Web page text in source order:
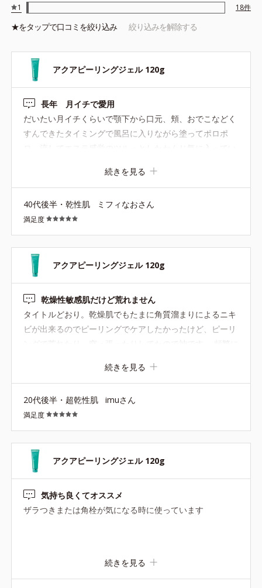
1
18件
★をタップで口コミを絞り込み 絞り込みを解除する
アクアピーリングジェル 120g
長年 月イチで愛用
だいたい月イチくらいで顎下から口元、頬、おでこなどく
すんできたタイミングで風呂に入りながら塗ってポロポ
続きを見る
40代後半・乾性肌 ミフィなおさん
満足度
アクアピーリングジェル 120g
乾燥性敏感肌だけど荒れません
タイトルどおり。乾燥肌でもたまに角質溜まりによるニキ
ビが出来るのでピーリングでケアしたかったけど、ピーリ
（あまりカスが出なくなったら）二週に一回という感じで
使っています。
続きを見る
20代後半・超乾性肌 imuさん
満足度
アクアピーリングジェル 120g
気持ち良くてオススメ
ザラつきまたは角栓が気になる時に使っています
続きを見る